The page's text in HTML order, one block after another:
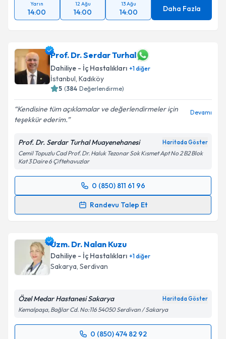
Yarın
14:00
12 Ağu
14:00
13 Ağu
14:00 Daha Fazla
Prof. Dr. Serdar Turhal
Dahiliye - İç Hastalıkları +1diğer
İstanbul, Kadıköy
5 (384 Değerlendirme)
Kendisine tüm açıklamalar ve değerlendirmeler için
teşekkür ederim.
Devamı
Prof. Dr. Serdar Turhal Muayenehanesi Haritada Göster
Cemil Topuzlu Cad Prof. Dr. Haluk Tezonar Sok Kısmet Apt No 2 B2 Blok
Kat 3 Daire 6 Çiftehavuzlar
0 (850) 811 61 96
Randevu Talep Et
Randevu Takvimi Talebi
takvim hazırlandığında e-posta ile bilgilendireceğiz.
E-posta Adresiniz
Kişisel verilerimin işlenmesine ilişkinAydınlatma
Metni'ni okudum ve kişisel verilerimin belirtilen
kapsamda işlenmesini kabul ediyorum.
Uzm. Dr. Nalan Kuzu
Dahiliye - İç Hastalıkları +1diğer
Sakarya, Serdivan
Özel Medar Hastanesi Sakarya Haritada Göster
Kemalpaşa, Bağlar Cd. No:116 54050 Serdivan / Sakarya
0 (850) 474 82 92